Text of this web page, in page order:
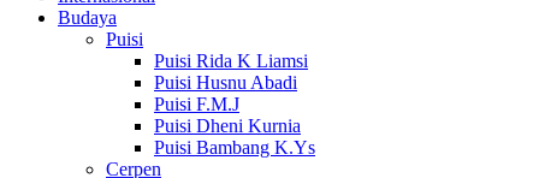
Budaya
Puisi
Puisi Rida K Liamsi
Puisi Husnu Abadi
Puisi F.M.J
Puisi Dheni Kurnia
Puisi Bambang K.Ys
Cerpen